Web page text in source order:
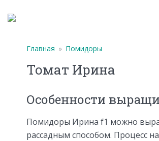
Главная » Помидоры
Томат Ирина
Особенности
Помидоры Ирина f1 можно
рассадным способом. Процесс